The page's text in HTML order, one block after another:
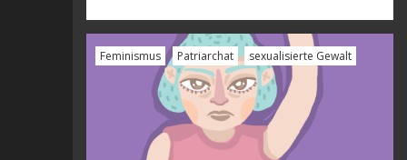
Feminismus Patriarchat sexualisierte Gewalt